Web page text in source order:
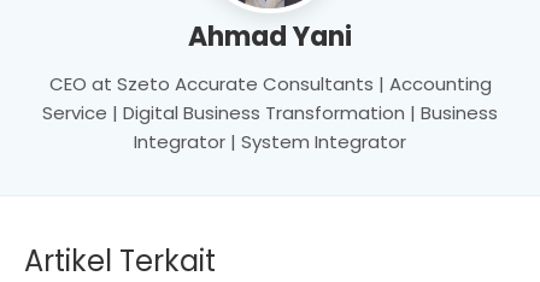
Ahmad Yani
CEO at Szeto Accurate Consultants | Accounting
Service | Digital Business Transformation | Business
Integrator | System Integrator
Artikel Terkait